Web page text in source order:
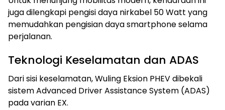
juga dilengkapi pengisi daya nirkabel 50 Watt yang
memudahkan pengisian daya smartphone selama
perjalanan.
Teknologi Keselamatan dan ADAS
Dari sisi keselamatan, Wuling Eksion PHEV dibekali
sistem Advanced Driver Assistance System (ADAS)
pada varian EX.